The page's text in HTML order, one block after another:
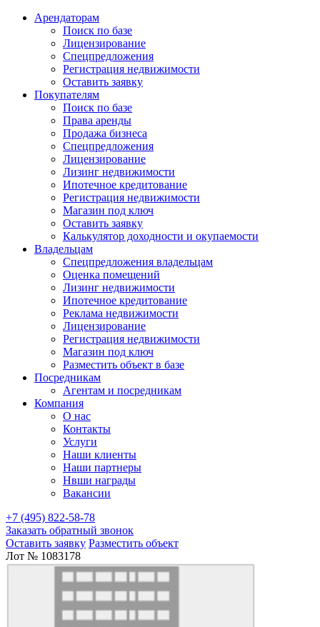
Арендаторам
Поиск по базе
Лицензирование
Спецпредложения
Регистрация недвижимости
Оставить заявку
Покупателям
Поиск по базе
Права аренды
Продажа бизнеса
Спецпредложения
Лицензирование
Лизинг недвижимости
Ипотечное кредитование
Регистрация недвижимости
Магазин под ключ
Оставить заявку
Калькулятор доходности и окупаемости
Владельцам
Спецпредложения владельцам
Оценка помещений
Лизинг недвижимости
Ипотечное кредитование
Реклама недвижимости
Лицензирование
Регистрация недвижимости
Магазин под ключ
Разместить объект в базе
Посредникам
Агентам и посредникам
Компания
О нас
Контакты
Услуги
Наши клиенты
Наши партнеры
Нвши награды
Вакансии
+7 (495) 822-58-78
Заказать обратный звонок
Оставить заявку Разместить объект
Лот № 1083178